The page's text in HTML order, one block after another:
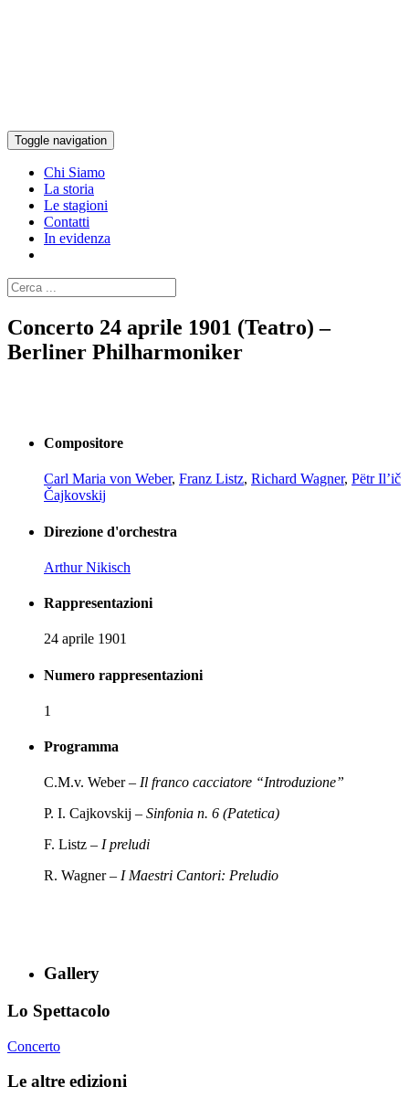
Toggle navigation
Chi Siamo
La storia
Le stagioni
Contatti
In evidenza
Concerto 24 aprile 1901 (Teatro) –
Berliner Philharmoniker
Compositore
Carl Maria von Weber, Franz Listz, Richard Wagner, Pëtr Il’ič
Čajkovskij
Direzione d'orchestra
Arthur Nikisch
Rappresentazioni
24 aprile 1901
Numero rappresentazioni
1
Programma
C.M.v. Weber – Il franco cacciatore “Introduzione”
P. I. Cajkovskij – Sinfonia n. 6 (Patetica)
F. Listz – I preludi
R. Wagner – I Maestri Cantori: Preludio
Gallery
Lo Spettacolo
Concerto
Le altre edizioni